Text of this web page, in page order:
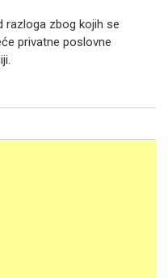
razloga zbog kojih se
privatne poslovne